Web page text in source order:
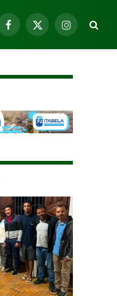
Facebook
X
Instagram